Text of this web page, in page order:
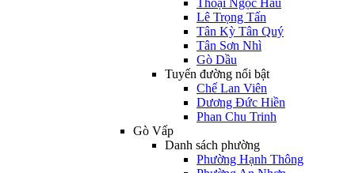
Thoại Ngọc Hầu
Lê Trọng Tấn
Tân Kỳ Tân Quý
Tân Sơn Nhì
Gò Dầu
Tuyến đường nổi bật
Chế Lan Viên
Dương Đức Hiền
Phan Chu Trinh
Gò Vấp
Danh sách phường
Phường Hạnh Thông